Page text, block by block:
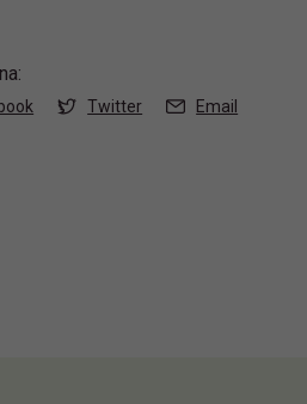
Twitter Email